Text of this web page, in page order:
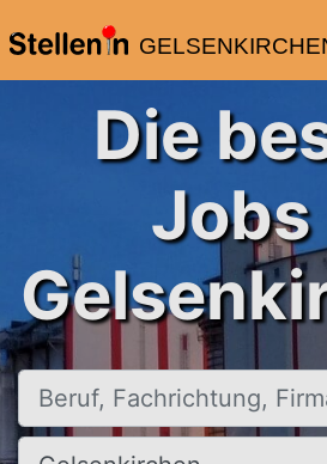
Die
Jobs
Beruf, Fachrichtung, Firma
Ort, Stadt